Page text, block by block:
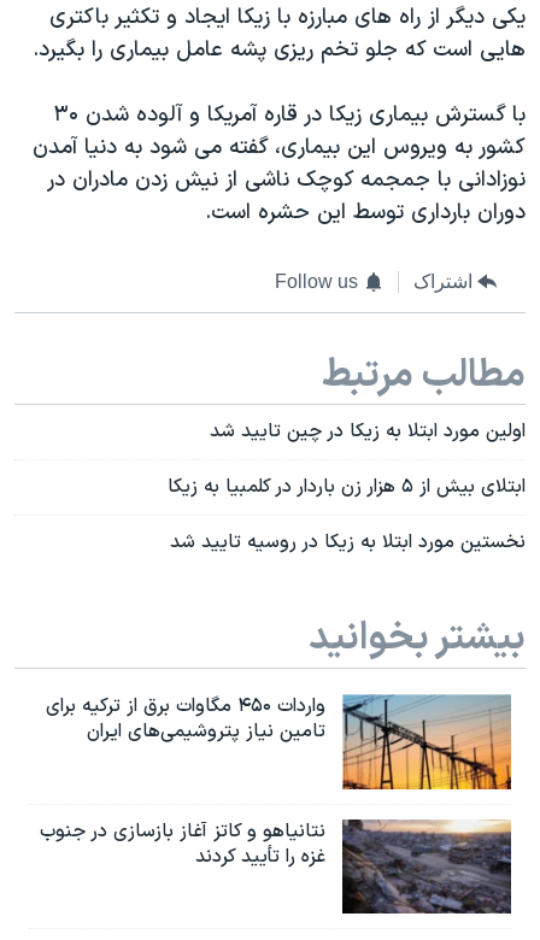
اعتراضات مردمی آبان ۹۸
اسرائیل در جنگ
همایش محافظه‌کاران آمریکا «سی‌پک»
صفحه‌های ویژه
سفر پرزیدنت ترامپ به چین
یکی دیگر از راه های مبارزه با زیکا ایجاد و تکثیر باکتری
هایی است که جلو تخم ریزی پشه عامل بیماری را بگیرد.
با گسترش بیماری زیکا در قاره آمریکا و آلوده شدن ۳۰
کشور به ویروس این بیماری، گفته می شود به دنیا آمدن
نوزادانی با جمجمه کوچک ناشی از نیش زدن مادران در
دوران بارداری توسط این حشره است.
اشتراک Follow us
مطالب مرتبط
اولین مورد ابتلا به زیکا در چین تایید شد
ابتلای بیش از ۵ هزار زن باردار در کلمبیا به زیکا
نخستین مورد ابتلا به زیکا در روسیه تایید شد
بیشتر بخوانید
واردات ۴۵۰ مگاوات برق از ترکیه برای
تامین نیاز پتروشیمی‌های ایران
نتانیاهو و کاتز آغاز بازسازی در جنوب
غزه را تأیید کردند